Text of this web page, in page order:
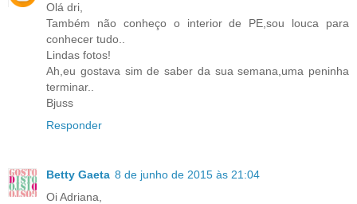
Olá dri,
Também não conheço o interior de PE,sou louca para
conhecer tudo..
Lindas fotos!
Ah,eu gostava sim de saber da sua semana,uma peninha
terminar..
Bjuss
Responder
Betty Gaeta 8 de junho de 2015 às 21:04
Oi Adriana,